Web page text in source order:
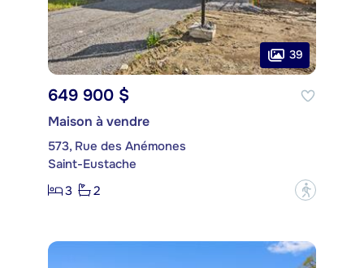
39
649 900 $
Maison à vendre
573, Rue des Anémones
Saint-Eustache
3
2 ?